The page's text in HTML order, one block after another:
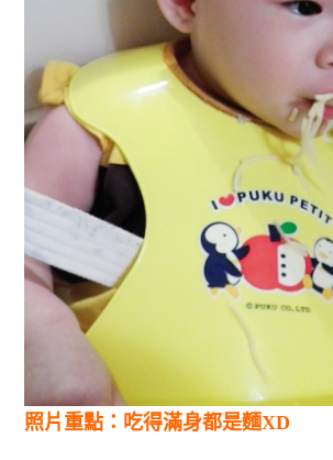
照片重點：吃得滿身都是麵XD